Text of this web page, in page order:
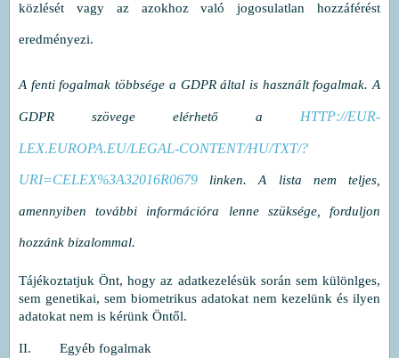
közlését vagy az azokhoz való jogosulatlan hozzáférést
eredményezi.
A fenti fogalmak többsége a GDPR által is használt fogalmak. A
GDPR szövege elérhető a HTTP://EUR-
LEX.EUROPA.EU/LEGAL-CONTENT/HU/TXT/?
URI=CELEX%3A32016R0679 linken. A lista nem teljes,
amennyiben további információra lenne szüksége, forduljon
hozzánk bizalommal.
Tájékoztatjuk Önt, hogy az adatkezelésük során sem különlges,
sem genetikai, sem biometrikus adatokat nem kezelünk és ilyen
adatokat nem is kérünk Öntől.
II. Egyéb fogalmak